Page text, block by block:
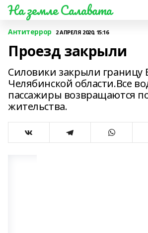
На земле Салавата
Антитеррор 2 АПРЕЛЯ 2020, 15:16
Проезд закрыли
Силовики закрыли
Челябинской области.Все
пассажиры возвращаются
жительства.